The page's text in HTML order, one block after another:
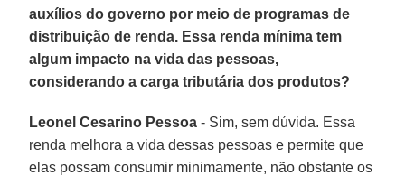
auxílios do governo por meio de programas de
distribuição de renda. Essa renda mínima tem
algum impacto na vida das pessoas,
considerando a carga tributária dos produtos?
Leonel Cesarino Pessoa - Sim, sem dúvida. Essa
renda melhora a vida dessas pessoas e permite que
elas possam consumir minimamente, não obstante os